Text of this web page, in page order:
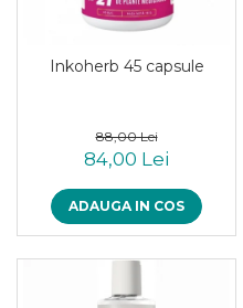
Mixuri bio si blaturi
Ciocolata, cacao si cafea
Cafea bio din cereale
Condimente si supe bio
Mancare asiatica bio
Inkoherb 45 capsule
88,00 Lei
84,00 Lei
ADAUGA IN COS